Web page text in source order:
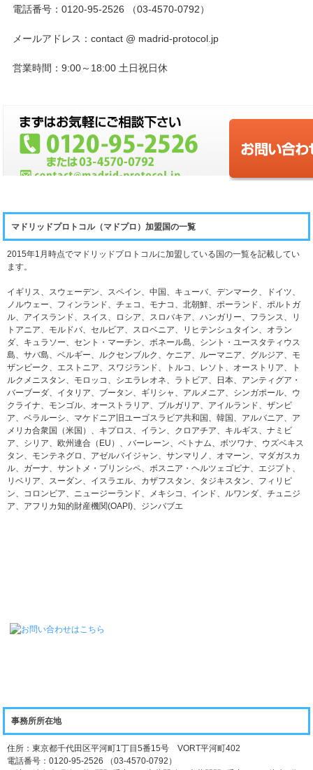
電話番号：0120-95-2526 （03-4570-0792）
メールアドレス：contact @ madrid-protocol.jp
営業時間：9:00～18:00 土日祝日休
マドリッドプロトコル（マドプロ）加盟国の一覧
2015年1月時点でマドリッドプロトコルに加盟している国の一覧を記載してい
ます。
イギリス、スウェーデン、スペイン、中国、キューバ、デンマーク、ドイツ、
ノルウェー、フィンランド、チェコ、モナコ、北朝鮮、ポーランド、ポルトガ
ル、アイスランド、スイス、ロシア、スロバキア、ハンガリー、フランス、リ
トアニア、モルドバ、セルビア、スロベニア、リヒテンシュタイン、オラン
ダ、キュラソー、セント・マーチン、ボネール島、シント・ユースタティウス
島、サバ島、ベルギー、ルクセンブルク、ケニア、ルーマニア、グルジア、モ
ザンビーク、エストニア、スワジランド、トルコ、レソト、オーストリア、ト
ルクメニスタン、モロッコ、シエラレオネ、ラトビア、日本、アンティグア・
バーブーダ、イタリア、ブータン、ギリシャ、アルメニア、シンガポール、ウ
クライナ、モンゴル、オーストラリア、ブルガリア、アイルランド、ザンビ
ア、ベラルーシ、マケドニア旧ユーゴスラビア共和国、韓国、アルバニア、ア
メリカ合衆国（米国）、キプロス、イラン、クロアチア、キルギス、ナミビ
ア、シリア、欧州連合（EU）、バーレーン、ベトナム、ボツワナ、ウズベキス
タン、モンテネグロ、アゼルバイジャン、サンマリノ、オマーン、マダガスカ
ル、ガーナ、サントメ・プリンシペ、ボスニア・ヘルツェゴビナ、エジプト、
リベリア、スーダン、イスラエル、カザフスタン、タジキスタン、フィリピ
ン、コロンビア、ニュージーランド、メキシコ、インド、ルワンダ、チュニジ
ア、アフリカ知的財産機関(OAPI)、ジンバブエ
事務所所在地
住所：東京都千代田区平河町1丁目5番15号 VORT平河町402
電話番号：0120-95-2526 （03-4570-0792）